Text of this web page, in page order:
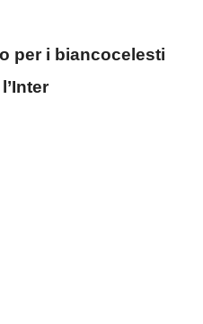
per i biancocelesti